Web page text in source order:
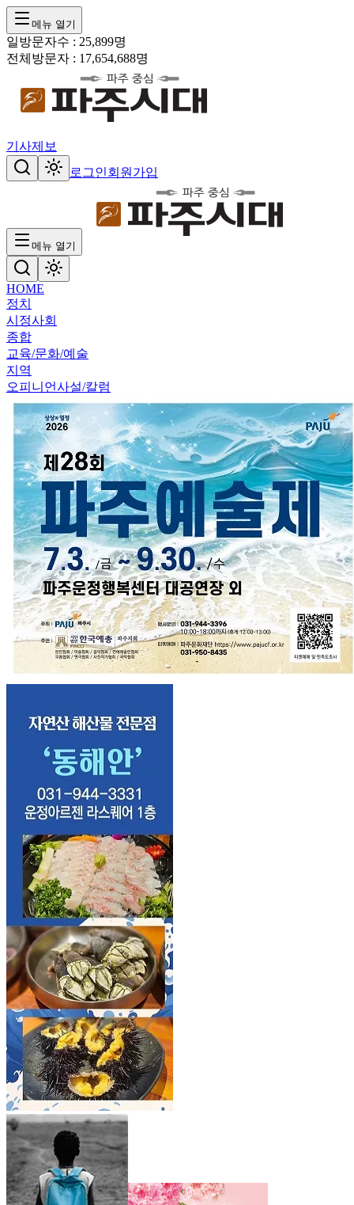
메뉴 열기
일방문자수 : 25,899명
전체방문자 : 17,654,688명
기사제보
로그인회원가입
메뉴 열기
HOME
정치
시정사회
종합
교육/문화/예술
지역
오피니언사설/칼럼